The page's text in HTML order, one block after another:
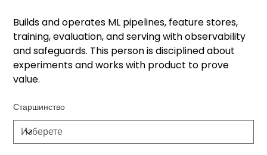
Builds and operates ML pipelines, feature stores,
training, evaluation, and serving with observability
and safeguards. This person is disciplined about
experiments and works with product to prove
value.
Старшинство